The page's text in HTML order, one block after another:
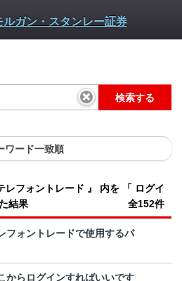
検索する
ワード一致順
レフォントレード 』 内を 「 ログイ
結果
全152件
フォントレードで使用するパ
からログインすればいいです